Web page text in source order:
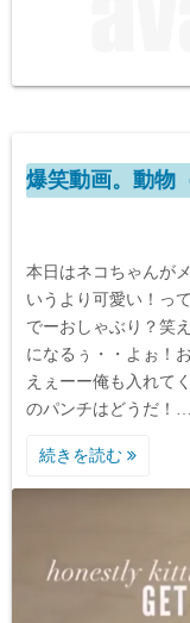
爆笑動画。動物
本日はネコちゃんが
いうより可愛い！っ
でーおしゃぶり？笑
になるぅ・・よぉ！
えぇーー俺も入れて
のパンチはどうだ！…
続きを読む